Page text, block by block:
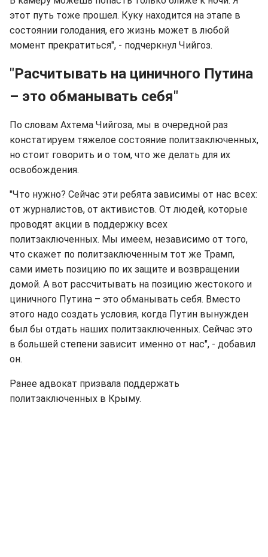
этот путь тоже прошел. Куку находится на этапе в
состоянии голодания, его жизнь может в любой
момент прекратиться", - подчеркнул Чийгоз.
"Расчитывать на циничного Путина
– это обманывать себя"
По словам Ахтема Чийгоза, мы в очередной раз
констатируем тяжелое состояние политзаключенных,
но стоит говорить и о том, что же делать для их
освобождения.
"Что нужно? Сейчас эти ребята зависимы от нас всех:
от журналистов, от активистов. От людей, которые
проводят акции в поддержку всех
политзаключенных. Мы имеем, независимо от того,
что скажет по политзаключенным тот же Трамп,
сами иметь позицию по их защите и возвращении
домой. А вот рассчитывать на позицию жестокого и
циничного Путина – это обманывать себя. Вместо
этого надо создать условия, когда Путин вынужден
был бы отдать наших политзаключенных. Сейчас это
в большей степени зависит именно от нас", - добавил
он.
Ранее адвокат призвала поддержать
политзаключенных в Крыму.